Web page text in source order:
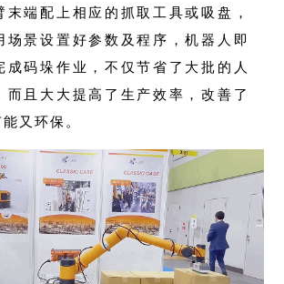
末端配上相应的抓取工具或吸盘，
场景设置好参数及程序，机器人即
成码垛作业，不仅节省了大批的人
而且大大提高了生产效率，改善了
又环保。